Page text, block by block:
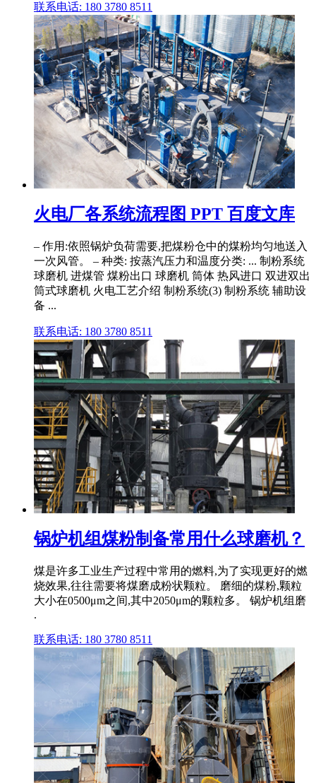
联系电话: 180 3780 8511
火电厂各系统流程图 PPT 百度文库
– 作用:依照锅炉负荷需要,把煤粉仓中的煤粉均匀地送入
一次风管。 – 种类: 按蒸汽压力和温度分类: ... 制粉系统
球磨机 进煤管 煤粉出口 球磨机 筒体 热风进口 双进双出
筒式球磨机 火电工艺介绍 制粉系统(3) 制粉系统 辅助设
备 ...
联系电话: 180 3780 8511
锅炉机组煤粉制备常用什么球磨机？
煤是许多工业生产过程中常用的燃料,为了实现更好的燃
烧效果,往往需要将煤磨成粉状颗粒。 磨细的煤粉,颗粒
大小在0500μm之间,其中2050μm的颗粒多。 锅炉机组磨
.
联系电话: 180 3780 8511